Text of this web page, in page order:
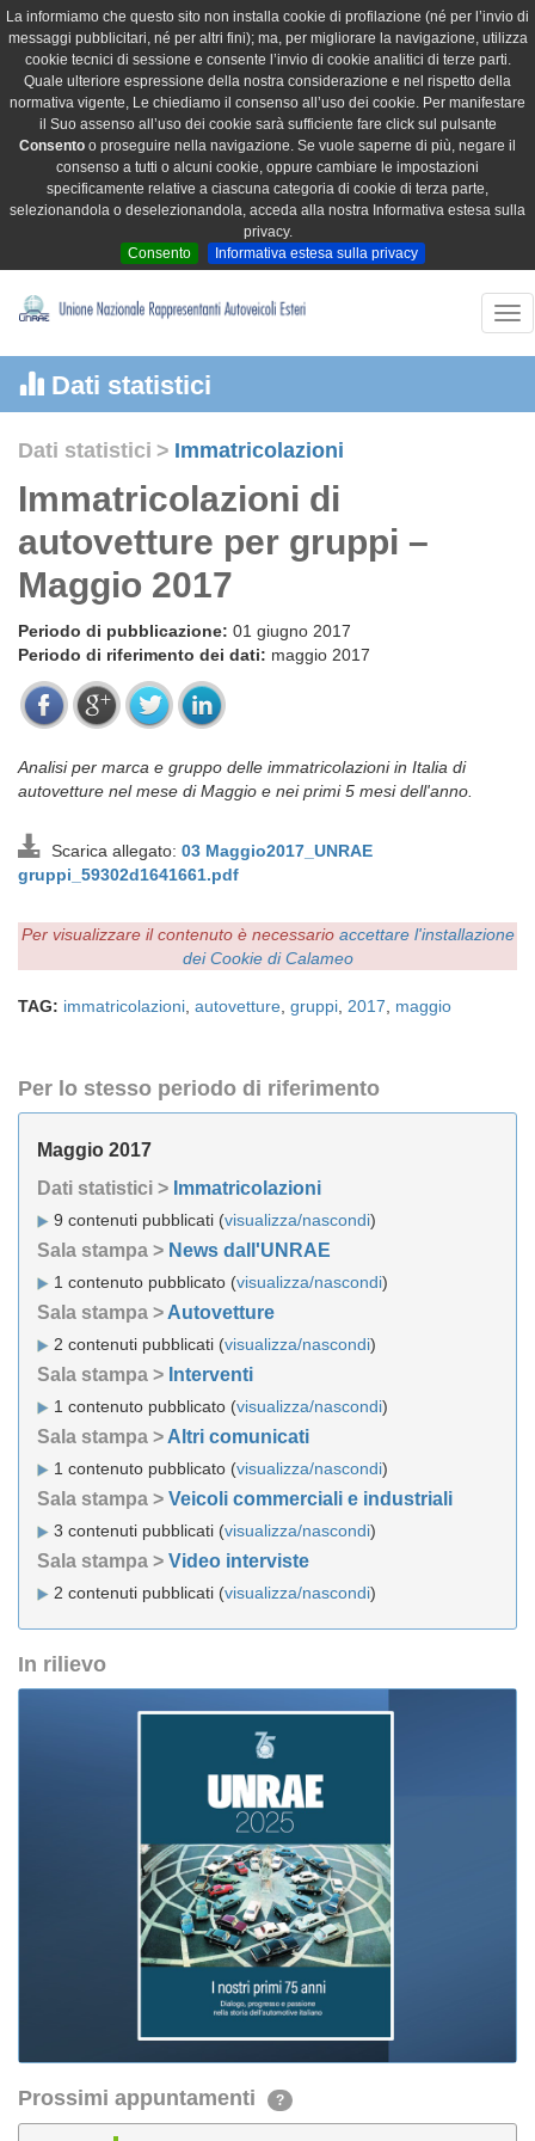
La informiamo che questo sito non installa cookie di profilazione (né per l’invio di
messaggi pubblicitari, né per altri fini); ma, per migliorare la navigazione, utilizza
cookie tecnici di sessione e consente l’invio di cookie analitici di terze parti.
Quale ulteriore espressione della nostra considerazione e nel rispetto della
normativa vigente, Le chiediamo il consenso all’uso dei cookie. Per manifestare
il Suo assenso all’uso dei cookie sarà sufficiente fare click sul pulsante
Consento o proseguire nella navigazione. Se vuole saperne di più, negare il
consenso a tutti o alcuni cookie, oppure cambiare le impostazioni
specificamente relative a ciascuna categoria di cookie di terza parte,
selezionandola o deselezionandola, acceda alla nostra Informativa estesa sulla
privacy.
Consento
Informativa estesa sulla privacy
Dati statistici
Dati statistici > Immatricolazioni
Immatricolazioni di
autovetture per gruppi –
Maggio 2017
Periodo di pubblicazione: 01 giugno 2017
Periodo di riferimento dei dati: maggio 2017
Analisi per marca e gruppo delle immatricolazioni in Italia di
autovetture nel mese di Maggio e nei primi 5 mesi dell'anno.
Scarica allegato: 03 Maggio2017_UNRAE
gruppi_59302d1641661.pdf
Per visualizzare il contenuto è necessario accettare l'installazione
dei Cookie di Calameo
TAG: immatricolazioni autovetture gruppi 2017 maggio
Per lo stesso periodo di riferimento
Maggio 2017
Dati statistici > Immatricolazioni
9 contenuti pubblicati (visualizza/nascondi)
Sala stampa > News dall'UNRAE
1 contenuto pubblicato (visualizza/nascondi)
Sala stampa > Autovetture
2 contenuti pubblicati (visualizza/nascondi)
Sala stampa > Interventi
1 contenuto pubblicato (visualizza/nascondi)
Sala stampa > Altri comunicati
1 contenuto pubblicato (visualizza/nascondi)
Sala stampa > Veicoli commerciali e industriali
3 contenuti pubblicati (visualizza/nascondi)
Sala stampa > Video interviste
2 contenuti pubblicati (visualizza/nascondi)
In rilievo
Prossimi appuntamenti ?